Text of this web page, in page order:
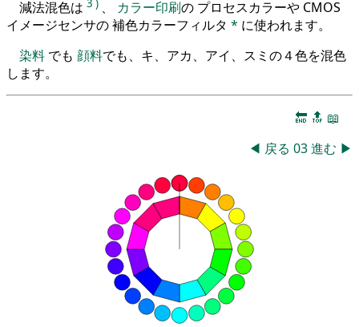
減法混色は
、 カラー印刷の プロセスカラーや CMOS
イメージセンサの 補色カラーフィルタ * に使われます。
染料 でも 顔料でも、キ、アカ、アイ、スミの４色を混色
します。
🔚 🔝 📖
◀ 戻る 03進む ▶